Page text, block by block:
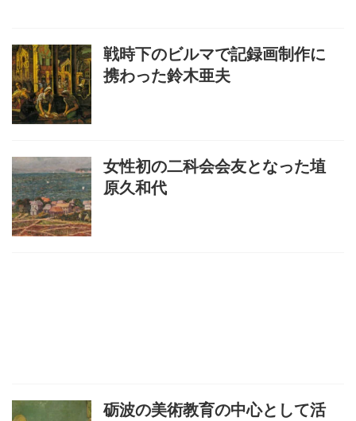
戦時下のビルマで記録画制作に
携わった鈴木亜夫
女性初の二科会会友となった埴
原久和代
砺波の美術教育の中心として活